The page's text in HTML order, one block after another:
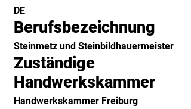
DE
Berufsbezeichnung
Steinmetz und Steinbildhauermeister
Zuständige
Handwerkskammer
Handwerkskammer Freiburg